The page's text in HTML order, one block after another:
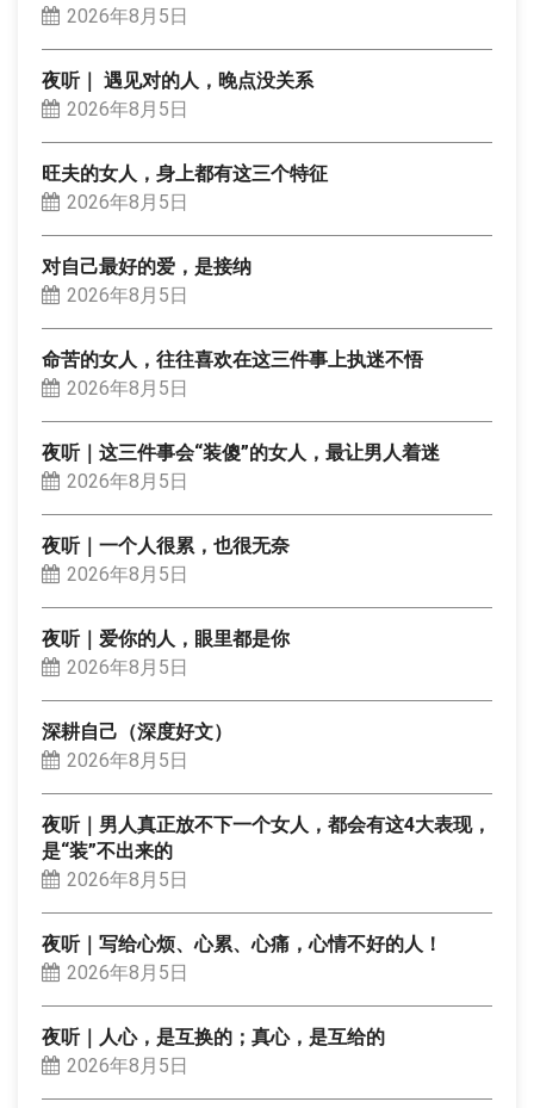
2026年8月5日
夜听｜ 遇见对的人，晚点没关系
2026年8月5日
旺夫的女人，身上都有这三个特征
2026年8月5日
对自己最好的爱，是接纳
2026年8月5日
命苦的女人，往往喜欢在这三件事上执迷不悟
2026年8月5日
夜听｜这三件事会“装傻”的女人，最让男人着迷
2026年8月5日
夜听｜一个人很累，也很无奈
2026年8月5日
夜听｜爱你的人，眼里都是你
2026年8月5日
深耕自己（深度好文）
2026年8月5日
夜听｜男人真正放不下一个女人，都会有这4大表现，
是“装”不出来的
2026年8月5日
夜听｜写给心烦、心累、心痛，心情不好的人！
2026年8月5日
夜听｜人心，是互换的；真心，是互给的
2026年8月5日